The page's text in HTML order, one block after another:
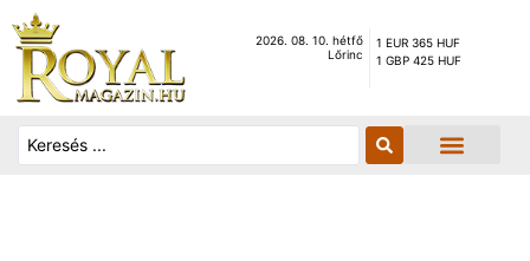
2026. 08. 10. hétfő
Lőrinc
1 EUR 365 HUF
1 GBP 425 HUF